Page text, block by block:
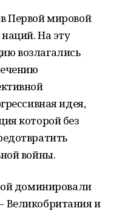
Первой мировой
На эту
возлагались
идея,
которой без
войны.
доминировали
Великобритания и